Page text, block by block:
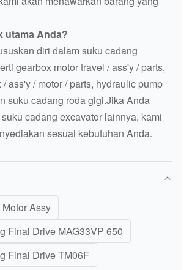
utama Anda?
diri dalam suku cadang
gearbox motor travel / ass'y / parts,
ass'y / motor / parts, hydraulic pump
suku cadang roda gigi.Jika Anda
cadang excavator lainnya, kami
sesuai kebutuhan Anda.
Assy
Final Drive MAG33VP 650
Final Drive TM06F